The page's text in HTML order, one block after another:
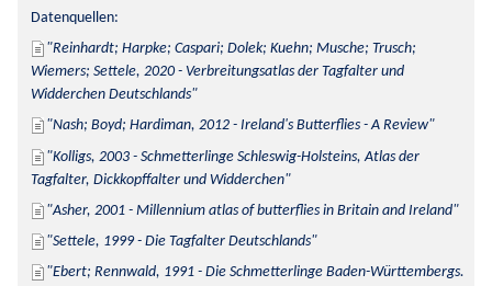
Datenquellen:
Reinhardt; Harpke; Caspari; Dolek; Kuehn; Musche; Trusch;
Wiemers; Settele, 2020 - Verbreitungsatlas der Tagfalter und
Widderchen Deutschlands
Nash; Boyd; Hardiman, 2012 - Ireland's Butterflies - A Review
Kolligs, 2003 - Schmetterlinge Schleswig-Holsteins, Atlas der
Tagfalter, Dickkopffalter und Widderchen
Asher, 2001 - Millennium atlas of butterflies in Britain and Ireland
Settele, 1999 - Die Tagfalter Deutschlands
Ebert; Rennwald, 1991 - Die Schmetterlinge Baden-Württembergs.